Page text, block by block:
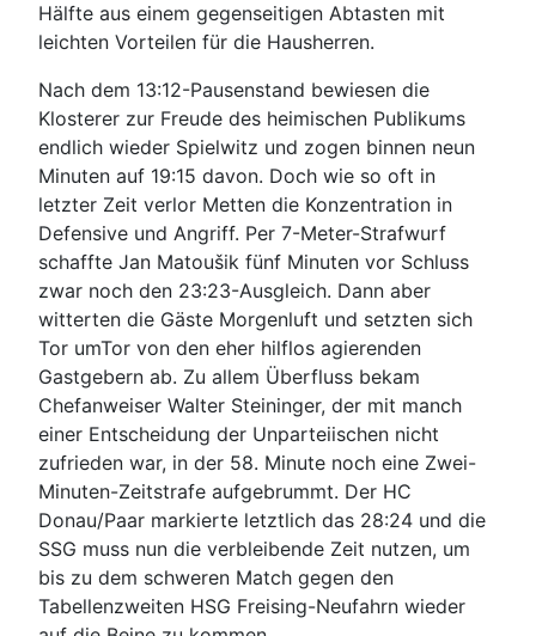
Hälfte aus einem gegenseitigen Abtasten mit
leichten Vorteilen für die Hausherren.
Nach dem 13:12-Pausenstand bewiesen die
Klosterer zur Freude des heimischen Publikums
endlich wieder Spielwitz und zogen binnen neun
Minuten auf 19:15 davon. Doch wie so oft in
letzter Zeit verlor Metten die Konzentration in
Defensive und Angriff. Per 7-Meter-Strafwurf
schaffte Jan Matoušik fünf Minuten vor Schluss
zwar noch den 23:23-Ausgleich. Dann aber
witterten die Gäste Morgenluft und setzten sich
Tor umTor von den eher hilflos agierenden
Gastgebern ab. Zu allem Überfluss bekam
Chefanweiser Walter Steininger, der mit manch
einer Entscheidung der Unparteiischen nicht
zufrieden war, in der 58. Minute noch eine Zwei-
Minuten-Zeitstrafe aufgebrummt. Der HC
Donau/Paar markierte letztlich das 28:24 und die
SSG muss nun die verbleibende Zeit nutzen, um
bis zu dem schweren Match gegen den
Tabellenzweiten HSG Freising-Neufahrn wieder